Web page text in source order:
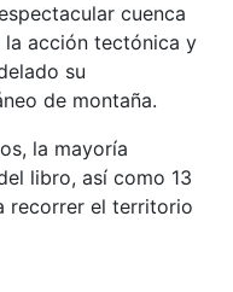
cuenca
la acción tectónica y
su
de montaña.
la mayoría
libro, así como 13
recorrer el territorio